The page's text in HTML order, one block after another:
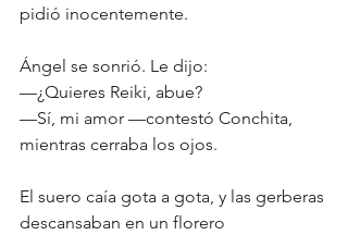
pidió inocentemente.
Ángel se sonrió. Le dijo:
—¿Quieres Reiki, abue?
—Sí, mi amor —contestó Conchita,
mientras cerraba los ojos.
El suero caía gota a gota, y las gerberas
descansaban en un florero